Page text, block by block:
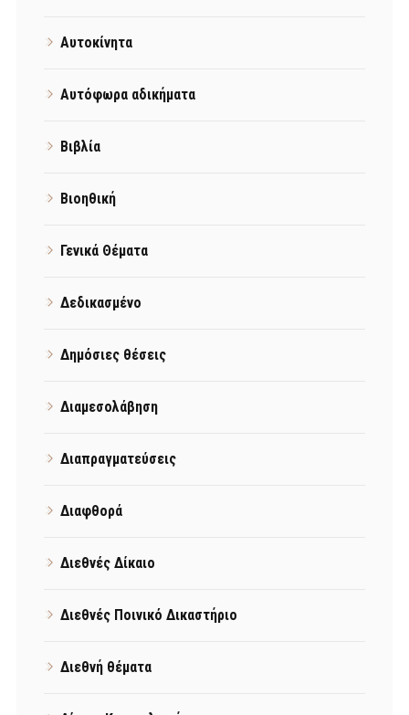
Αυτοκίνητα
Αυτόφωρα αδικήματα
Βιβλία
Βιοηθική
Γενικά Θέματα
Δεδικασμένο
Δημόσιες θέσεις
Διαμεσολάβηση
Διαπραγματεύσεις
Διαφθορά
Διεθνές Δίκαιο
Διεθνές Ποινικό Δικαστήριο
Διεθνή θέματα